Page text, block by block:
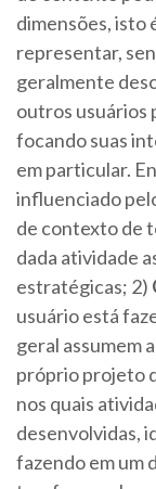
dimensões, isto
representar,
geralmente
outros usuários
focando suas
em particular.
influenciado
de contexto de
dada atividade
estratégicas; 2)
usuário está
geral assumem
próprio projeto
nos quais
desenvolvidas,
fazendo em um